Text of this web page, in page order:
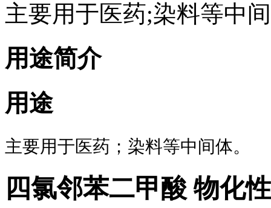
主要用于医药;染料等中
用途简介
用途
主要用于医药；染料等中间体。
四氯邻苯二甲酸 物化